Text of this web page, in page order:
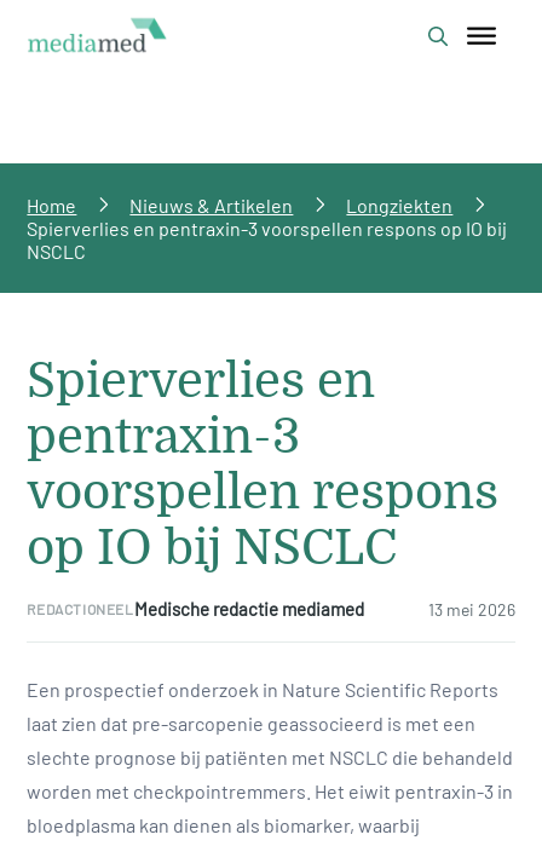
Home Nieuws & Artikelen
Longziekten
Spierverlies en pentraxin-3 voorspellen respons op IO bij
NSCLC
Spierverlies en
pentraxin-3
voorspellen respons
op IO bij NSCLC
REDACTIONEEL Medische redactie mediamed 13 mei 2026
Een prospectief onderzoek in Nature Scientific Reports
laat zien dat pre-sarcopenie geassocieerd is met een
slechte prognose bij patiënten met NSCLC die behandeld
worden met checkpointremmers. Het eiwit pentraxin-3 in
bloedplasma kan dienen als biomarker, waarbij